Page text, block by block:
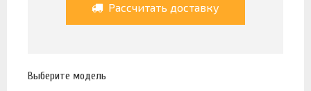
Рассчитать доставку
Выберите модель